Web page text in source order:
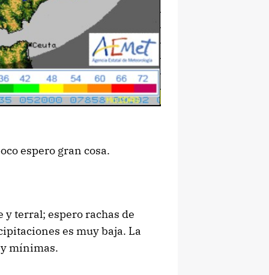
espero gran cosa.
terral; espero rachas de
es muy baja. La
mínimas.